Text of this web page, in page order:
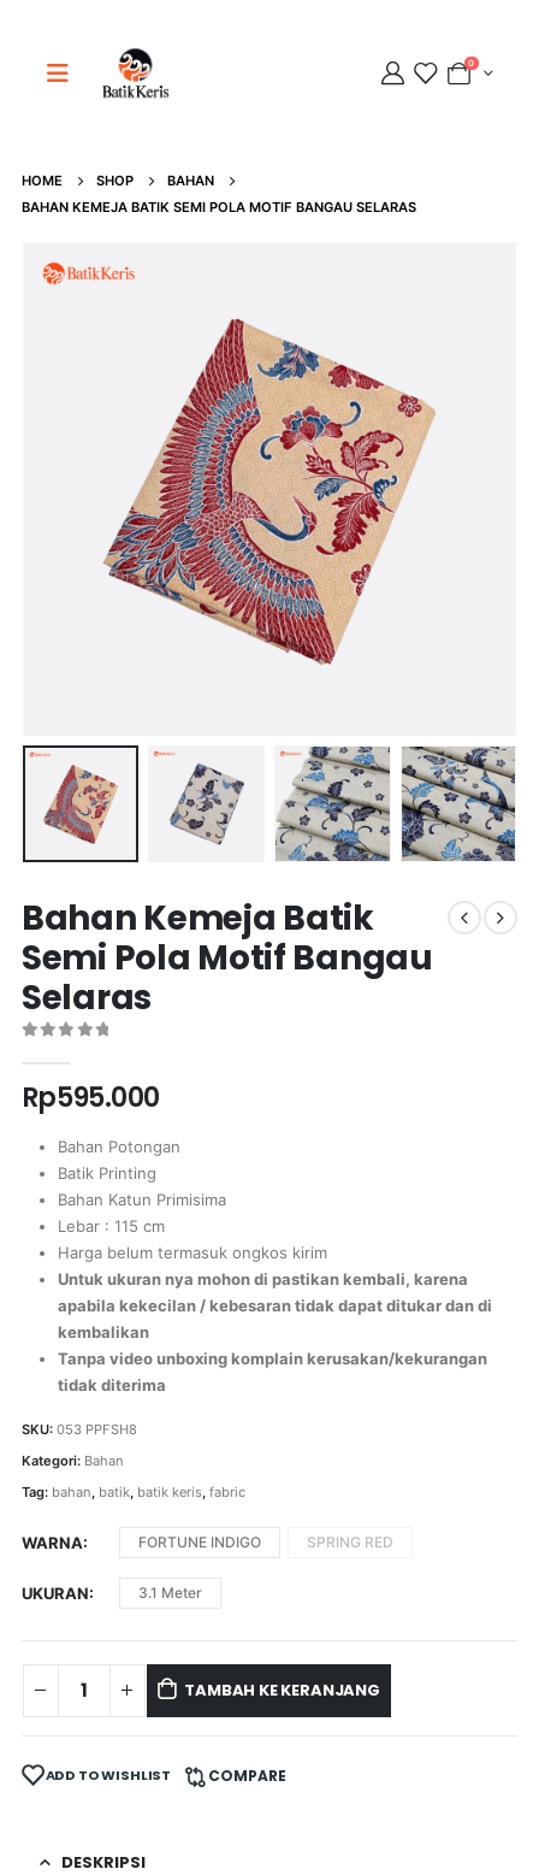
0
HOME SHOP
BAHAN
BAHAN KEMEJA BATIK SEMI POLA MOTIF BANGAU SELARAS
Bahan Kemeja Batik
Semi Pola Motif Bangau
Selaras
Rp595.000
Bahan Potongan
Batik Printing
Bahan Katun Primisima
Lebar : 115 cm
Harga belum termasuk ongkos kirim
Untuk ukuran nya mohon di pastikan kembali, karena
apabila kekecilan / kebesaran tidak dapat ditukar dan di
kembalikan
Tanpa video unboxing komplain kerusakan/kekurangan
tidak diterima
SKU: 053 PPFSH8
Kategori: Bahan
Tag: bahan batik, batik keris, fabric
WARNA FORTUNE INDIGO SPRING RED
UKURAN 3.1 Meter
TAMBAH KE KERANJANG
ADD TO WISHLIST COMPARE
DESKRIPSI
Adipati